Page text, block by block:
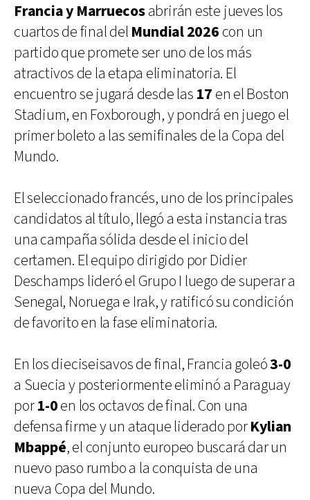
Francia y Marruecosabrirán este jueves los
cuartos de final del Mundial 2026 con un
partido que promete ser uno de los más
atractivos de la etapa eliminatoria. El
encuentro se jugará desde las 17 en el Boston
Stadium, en Foxborough, y pondrá en juego el
primer boleto a las semifinales de la Copa del
Mundo.
El seleccionado francés, uno de los principales
candidatos al título, llegó a esta instancia tras
una campaña sólida desde el inicio del
certamen. El equipo dirigido por Didier
Deschamps lideró el Grupo I luego de superar a
Senegal, Noruega e Irak, y ratificó su condición
de favorito en la fase eliminatoria.
En los dieciseisavos de final, Francia goleó3-0
a Suecia y posteriormente eliminó a Paraguay
por1-0en los octavos de final. Con una
defensa firme y un ataque liderado porKylian
Mbappé, el conjunto europeo buscará dar un
nuevo paso rumbo a la conquista de una
nueva Copa del Mundo.